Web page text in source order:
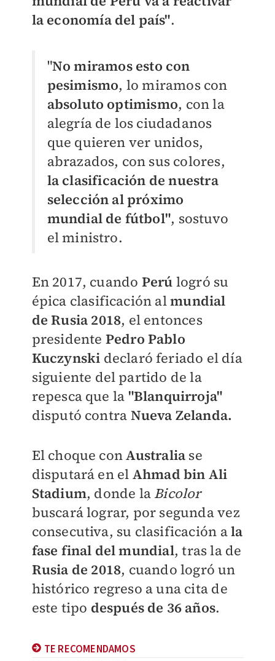
la economía del país".
"No miramos esto con
pesimismo, lo miramos con
absoluto optimismo, con la
alegría de los ciudadanos
que quieren ver unidos,
abrazados, con sus colores,
la clasificación de nuestra
selección al próximo
mundial de fútbol", sostuvo
el ministro.
En 2017, cuando Perú logró su
épica clasificación almundial
de Rusia 2018, el entonces
presidente Pedro Pablo
Kuczynski declaró feriado el día
siguiente del partido de la
repesca que la "Blanquirroja"
disputó contra Nueva Zelanda.
El choque conAustralia se
disputará en el Ahmad bin Ali
Stadium, donde la Bicolor
buscará lograr, por segunda vez
consecutiva, su clasificación ala
fase final del mundial, tras la de
Rusia de 2018, cuando logró un
histórico regreso a una cita de
este tipo después de 36 años.
TE RECOMENDAMOS